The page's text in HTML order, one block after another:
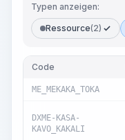
Typen anzeigen:
Ressource(2)
Code
ME_MEKAKA_TOKA
DXME-KASA-
KAVO_KAKALI